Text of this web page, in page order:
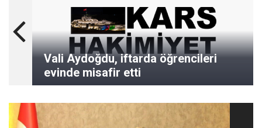
Vali Aydoğdu, iftarda öğrencileri
evinde misafir etti